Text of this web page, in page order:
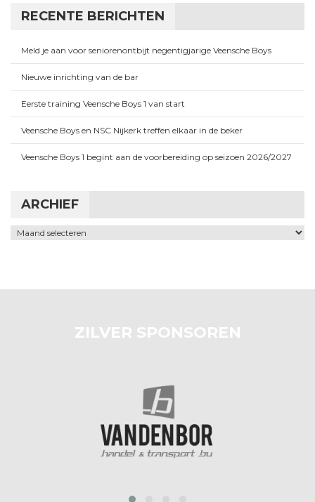
RECENTE BERICHTEN
Meld je aan voor seniorenontbijt negentigjarige Veensche Boys
Nieuwe inrichting van de bar
Eerste training Veensche Boys 1 van start
Veensche Boys en NSC Nijkerk treffen elkaar in de beker
Veensche Boys 1 begint aan de voorbereiding op seizoen 2026/2027
ARCHIEF
Archief
ZILVER SPONSOREN